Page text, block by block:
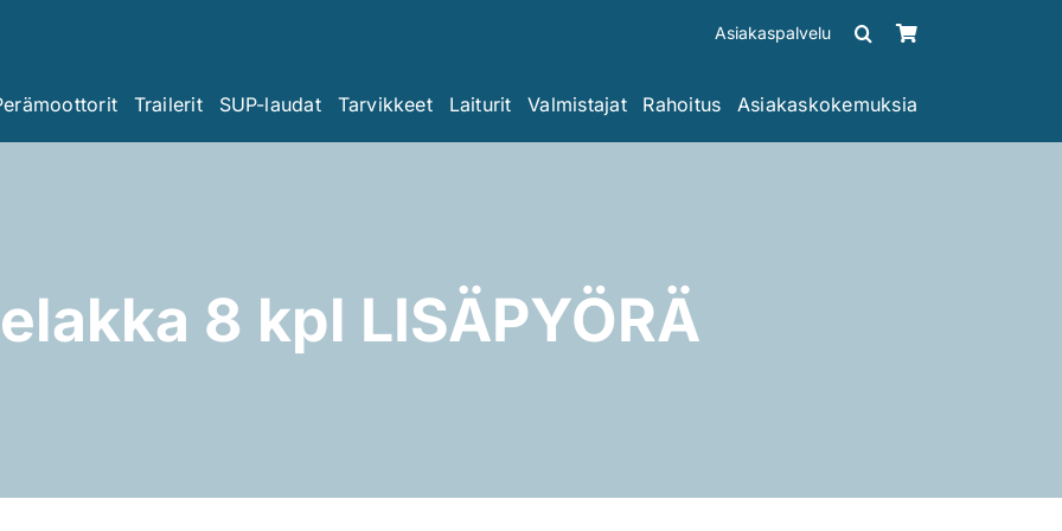
Asiakaspalvelu
Trailerit SUP-laudat Tarvikkeet Laiturit Valmistajat Rahoitus Asiakaskokemuksia
8 kpl LISÄPYÖRÄ